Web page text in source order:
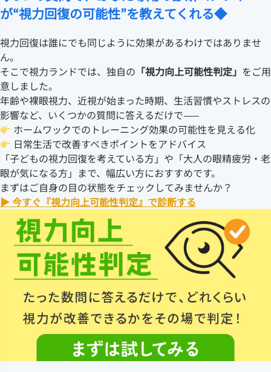
が“視力回復の可能性”を教えてくれる◆
視力回復は誰にでも同じように効果があるわけではありませ
ん。
そこで視力ランドでは、独自の 「視力向上可能性判定」 をご用
意しました。
年齢や裸眼視力、近視が始まった時期、生活習慣やストレスの
影響など、いくつかの質問に答えるだけで——
ホームワックでのトレーニング効果の可能性を見える化
日常生活で改善すべきポイントをアドバイス
「子どもの視力回復を考えている方」や「大人の眼精疲労・老
眼が気になる方」まで、幅広い方におすすめです。
まずはご自身の目の状態をチェックしてみませんか？
▶ 今すぐ『視力向上可能性判定』で診断する